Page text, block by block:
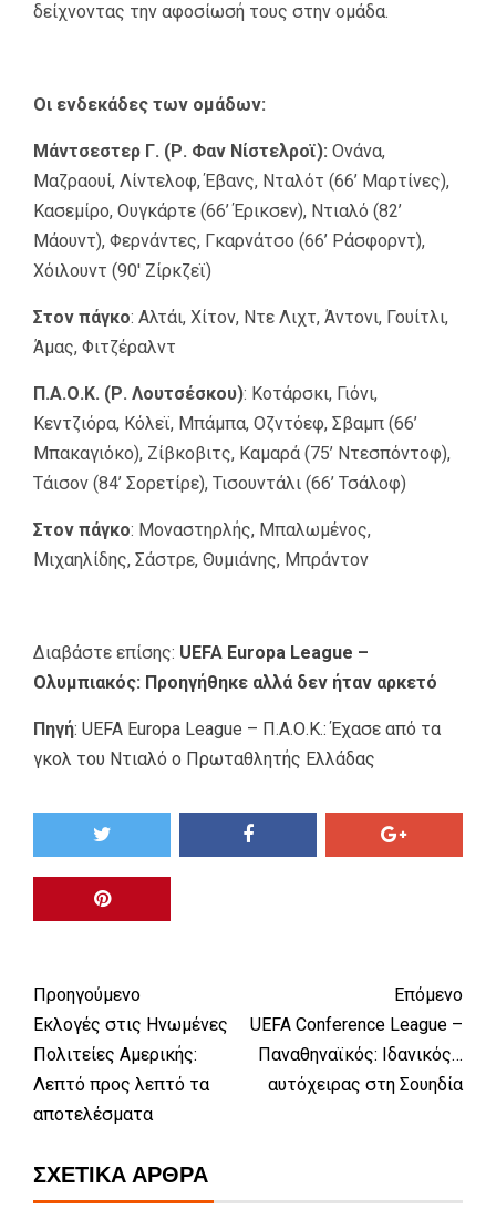
δείχνοντας την αφοσίωσή τους στην ομάδα.
Οι ενδεκάδες των ομάδων:
Μάντσεστερ Γ. (Ρ. Φαν Νίστελροϊ): Ονάνα,
Μαζραουί, Λίντελοφ, Έβανς, Νταλότ (66’ Μαρτίνες),
Κασεμίρο, Ουγκάρτε (66’ Έρικσεν), Ντιαλό (82’
Μάουντ), Φερνάντες, Γκαρνάτσο (66’ Ράσφορντ),
Χόιλουντ (90′ Ζίρκζεϊ)
Στον πάγκο: Αλτάι, Χίτον, Ντε Λιχτ, Άντονι, Γουίτλι,
Άμας, Φιτζέραλντ
Π.Α.Ο.Κ. (Ρ. Λουτσέσκου): Κοτάρσκι, Γιόνι,
Κεντζιόρα, Κόλεϊ, Μπάμπα, Οζντόεφ, Σβαμπ (66’
Μπακαγιόκο), Ζίβκοβιτς, Καμαρά (75’ Ντεσπόντοφ),
Τάισον (84’ Σορετίρε), Τισουντάλι (66’ Τσάλοφ)
Στον πάγκο: Μοναστηρλής, Μπαλωμένος,
Μιχαηλίδης, Σάστρε, Θυμιάνης, Μπράντον
Διαβάστε επίσης: UEFA Europa League –
Ολυμπιακός: Προηγήθηκε αλλά δεν ήταν αρκετό
Πηγή: UEFA Europa League – Π.Α.Ο.Κ.: Έχασε από τα
γκολ του Ντιαλό ο Πρωταθλητής Ελλάδας
Προηγούμενο
Εκλογές στις Ηνωμένες
Πολιτείες Αμερικής:
Λεπτό προς λεπτό τα
αποτελέσματα
Επόμενο
UEFA Conference League –
Παναθηναϊκός: Ιδανικός…
αυτόχειρας στη Σουηδία
ΣΧΕΤΙΚΆ ΆΡΘΡΑ